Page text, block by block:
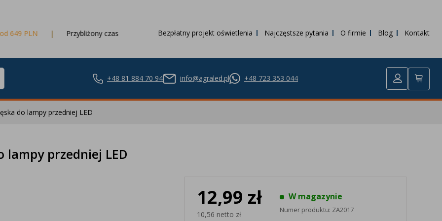
Przybliżony czas dostawy3 dni robocze Bezpłatny projekt oświetlenia Najczęstsze pytania O firmie Blog Kontakt
+48 81 884 70 94 info@agraled.pl +48 723 353 044
LED
do lampy przedniej LED
lampy przedniej LED
12,99 zł
10,56 netto zł
W magazynie
Numer produktu: ZA2017